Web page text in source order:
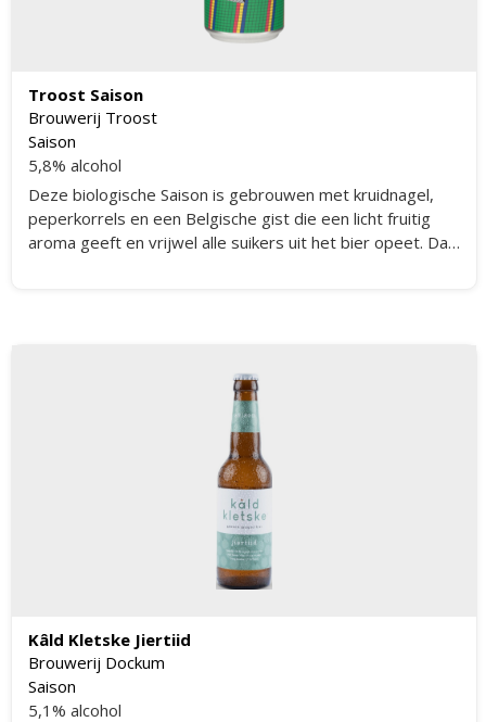
Troost Saison
Brouwerij Troost
Saison
5,8% alcohol
Deze biologische Saison is gebrouwen met kruidnagel,
peperkorrels en een Belgische gist die een licht fruitig
aroma geeft en vrijwel alle suikers uit het bier opeet. Dat
Kâld Kletske Jiertiid
Brouwerij Dockum
Saison
5,1% alcohol